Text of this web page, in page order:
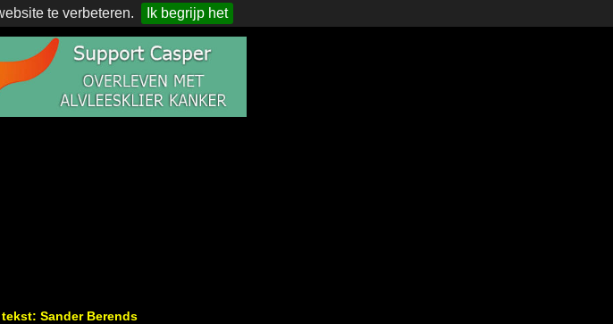
te verbeteren. Ik begrijp het
tekst: Sander Berends